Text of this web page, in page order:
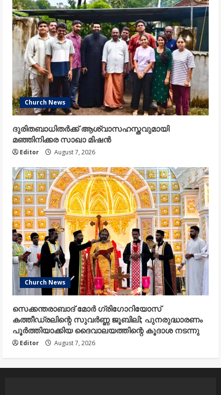
Church News
ദുരിതബാധിതർക്ക് ആശ്വാസഹസ്തവുമായി
മഞ്ഞിനിക്കര സാഖാ മിഷൻ
Editor August 7, 2026
Church News
സെക്കന്തരാബാദ് മോർ ഗ്രിഗോറിയോസ്
കത്തീഡ്രലിന്റെ സുവർണ്ണ ജൂബിലി; പുനരുദ്ധാരണം
പൂർത്തിയാക്കിയ ദൈവാലയത്തിന്റെ കൂദാശ നടന്നു
Editor August 7, 2026